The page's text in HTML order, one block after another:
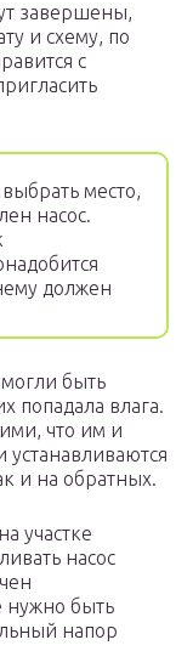
завершены,
и схему, по
с
место,
насос.
должен
быть
попадала влага.
что им и
устанавливаются
и на обратных.
участке
насос
нужно быть
напор